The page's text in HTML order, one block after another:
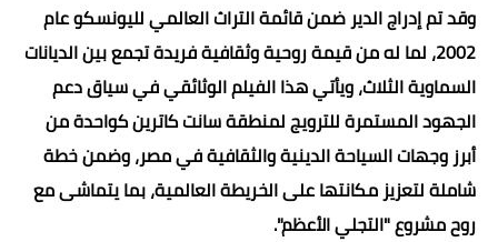
وقد تم إدراج الدير ضمن قائمة التراث العالمي لليونسكو عام
2002، لما له من قيمة روحية وثقافية فريدة تجمع بين الديانات
السماوية الثلاث، ويأتي هذا الفيلم الوثائقي في سياق دعم
الجهود المستمرة للترويج لمنطقة سانت كاترين كواحدة من
أبرز وجهات السياحة الدينية والثقافية في مصر، وضمن خطة
شاملة لتعزيز مكانتها على الخريطة العالمية، بما يتماشى مع
روح مشروع "التجلي الأعظم".